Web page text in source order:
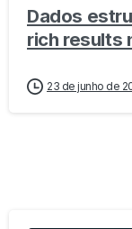
Dados
rich results
23 de junho de